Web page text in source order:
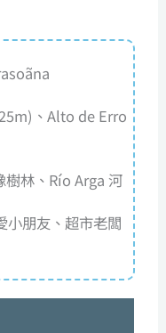
、Alto de Erro
樹林、Río Arga 河
朋友、超市老闆